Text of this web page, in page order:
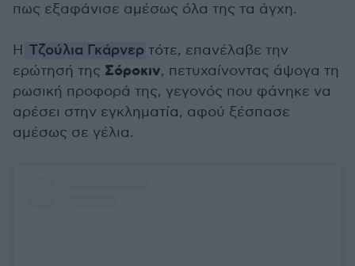
πως εξαφάνισε αμέσως όλα της τα άγχη.
Η Τζούλια Γκάρνερ τότε, επανέλαβε την
ερώτησή της Σόροκιν, πετυχαίνοντας άψογα τη
ρωσική προφορά της, γεγονός που φάνηκε να
αρέσει στην εγκληματία, αφού ξέσπασε
αμέσως σε γέλια.